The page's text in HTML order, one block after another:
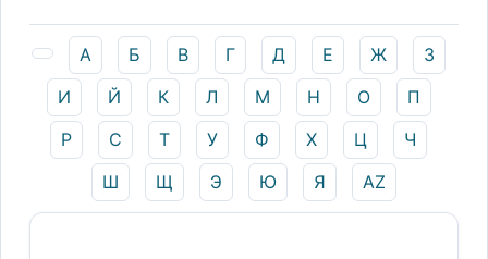
А Б В Г Д Е Ж
З
И
Й К Л М Н О
П
Р
С Т У Ф Х Ц
Ч
Ш
Щ Э Ю Я AZ